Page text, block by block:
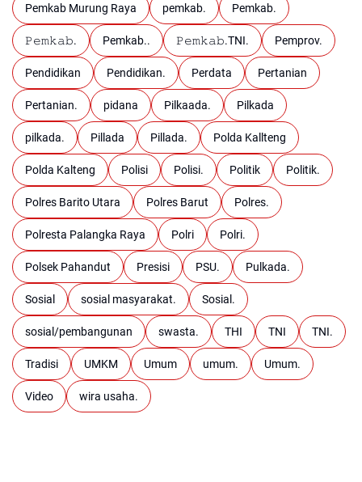
Pemkab Murung Raya pemkab. Pemkab.
𝙿𝚎𝚖𝚔𝚊𝚋. Pemkab.. 𝙿𝚎𝚖𝚔𝚊𝚋.TNI. Pemprov.
Pendidikan Pendidikan. Perdata Pertanian
Pertanian. pidana Pilkaada. Pilkada
pilkada. Pillada Pillada. Polda Kallteng
Polda Kalteng Polisi Polisi. Politik Politik.
Polres Barito Utara Polres Barut Polres.
Polresta Palangka Raya Polri Polri.
Polsek Pahandut Presisi PSU. Pulkada.
Sosial sosial masyarakat. Sosial.
sosial/pembangunan swasta. THI TNI TNI.
Tradisi UMKM Umum umum. Umum.
Video wira usaha.